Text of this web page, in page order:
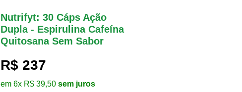
Nutrifyt: 30 Cáps Ação
Dupla - Espirulina Cafeína
Quitosana Sem Sabor
R$ 237
em 6x R$ 39,50 sem juros